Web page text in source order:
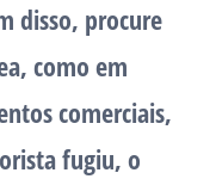
disso, procure
como em
comerciais,
fugiu, o